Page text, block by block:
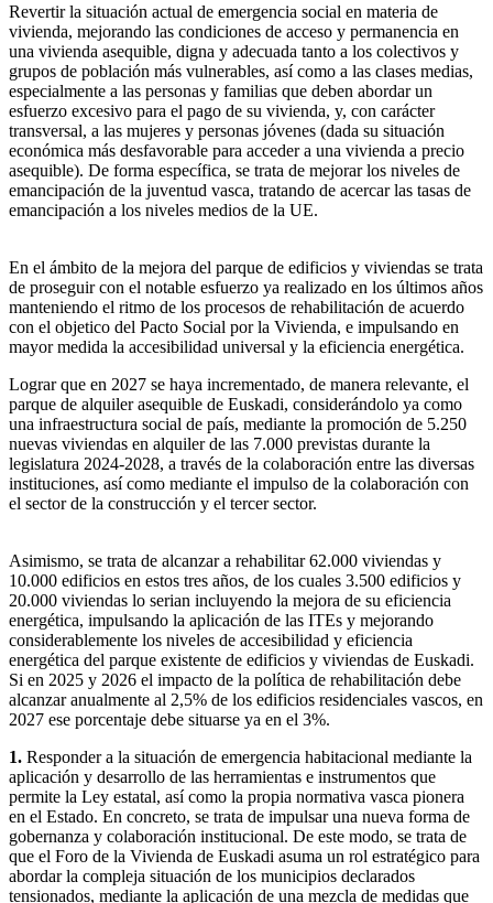
Revertir la situación actual de emergencia social en materia de
vivienda, mejorando las condiciones de acceso y permanencia en
una vivienda asequible, digna y adecuada tanto a los colectivos y
grupos de población más vulnerables, así como a las clases medias,
especialmente a las personas y familias que deben abordar un
esfuerzo excesivo para el pago de su vivienda, y, con carácter
transversal, a las mujeres y personas jóvenes (dada su situación
económica más desfavorable para acceder a una vivienda a precio
asequible). De forma específica, se trata de mejorar los niveles de
emancipación de la juventud vasca, tratando de acercar las tasas de
emancipación a los niveles medios de la UE.
En el ámbito de la mejora del parque de edificios y viviendas se trata
de proseguir con el notable esfuerzo ya realizado en los últimos años
manteniendo el ritmo de los procesos de rehabilitación de acuerdo
con el objetico del Pacto Social por la Vivienda, e impulsando en
mayor medida la accesibilidad universal y la eficiencia energética.
Lograr que en 2027 se haya incrementado, de manera relevante, el
parque de alquiler asequible de Euskadi, considerándolo ya como
una infraestructura social de país, mediante la promoción de 5.250
nuevas viviendas en alquiler de las 7.000 previstas durante la
legislatura 2024-2028, a través de la colaboración entre las diversas
instituciones, así como mediante el impulso de la colaboración con
el sector de la construcción y el tercer sector.
Asimismo, se trata de alcanzar a rehabilitar 62.000 viviendas y
10.000 edificios en estos tres años, de los cuales 3.500 edificios y
20.000 viviendas lo serian incluyendo la mejora de su eficiencia
energética, impulsando la aplicación de las ITEs y mejorando
considerablemente los niveles de accesibilidad y eficiencia
energética del parque existente de edificios y viviendas de Euskadi.
Si en 2025 y 2026 el impacto de la política de rehabilitación debe
alcanzar anualmente al 2,5% de los edificios residenciales vascos, en
2027 ese porcentaje debe situarse ya en el 3%.
1. Responder a la situación de emergencia habitacional mediante la
aplicación y desarrollo de las herramientas e instrumentos que
permite la Ley estatal, así como la propia normativa vasca pionera
en el Estado. En concreto, se trata de impulsar una nueva forma de
gobernanza y colaboración institucional. De este modo, se trata de
que el Foro de la Vivienda de Euskadi asuma un rol estratégico para
abordar la compleja situación de los municipios declarados
tensionados, mediante la aplicación de una mezcla de medidas que